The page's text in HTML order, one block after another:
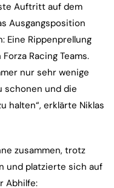
Auftritt auf dem
Ausgangsposition
Eine Rippenprellung
Racing Teams.
nur sehr wenige
schonen und die
halten“, erklärte Niklas
zusammen, trotz
und platzierte sich auf
Abhilfe: